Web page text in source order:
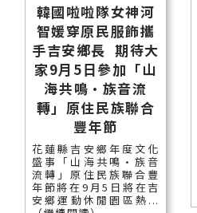
韓國啦啦隊女神河
智媛穿原民服飾攜
手吉安鄉長 期待大
家9月5日參加「山
海共鳴•族音流
轉」原住民族聯合
豐年節
花蓮縣吉安鄉年度文化
盛事「山海共鳴•族音
流轉」原住民族聯合豐
年節將在9月5日將在吉
安鄉運動休閒園區熱...